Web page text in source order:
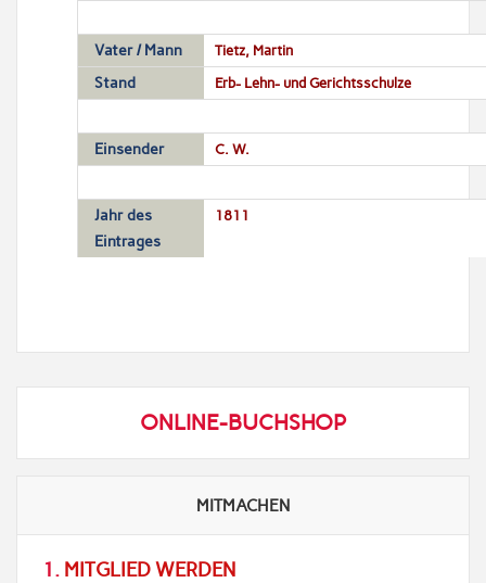
Vater / Mann Tietz, Martin
Stand Erb- Lehn- und Gerichtsschulze
Einsender C. W.
Jahr des
Eintrages
1811
ONLINE-BUCHSHOP
MITMACHEN
1. MITGLIED WERDEN